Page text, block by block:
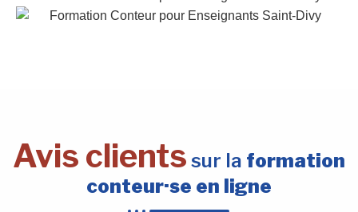
Avis clients sur la formation
conteur·se en ligne